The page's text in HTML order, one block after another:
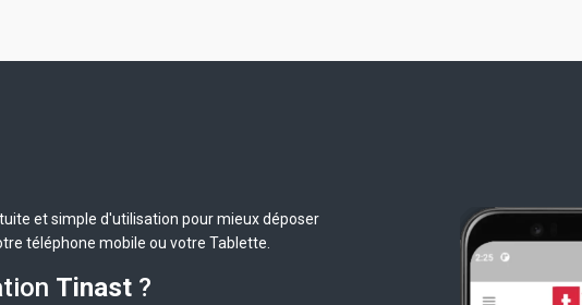
et simple d'utilisation pour mieux déposer
téléphone mobile ou votre Tablette.
Tinast ?